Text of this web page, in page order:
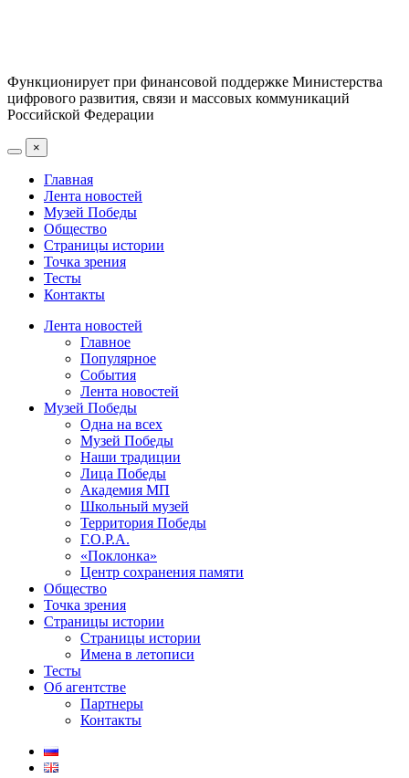
Функционирует при финансовой поддержке Министерства
цифрового развития, связи и массовых коммуникаций
Российской Федерации
×
Главная
Лента новостей
Музей Победы
Общество
Страницы истории
Точка зрения
Тесты
Контакты
Лента новостей
Главное
Популярное
События
Лента новостей
Музей Победы
Одна на всех
Музей Победы
Наши традиции
Лица Победы
Академия МП
Школьный музей
Территория Победы
Г.О.Р.А.
«Поклонка»
Центр сохранения памяти
Общество
Точка зрения
Страницы истории
Страницы истории
Имена в летописи
Тесты
Об агентстве
Партнеры
Контакты